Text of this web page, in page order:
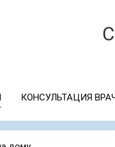
КОНСУЛЬТАЦИЯ